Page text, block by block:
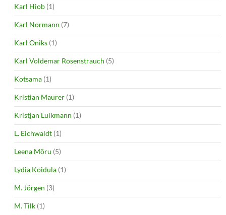
Karl Hiob (1)
Karl Normann (7)
Karl Oniks (1)
Karl Voldemar Rosenstrauch (5)
Kotsama (1)
Kristian Maurer (1)
Kristjan Luikmann (1)
L. Eichwaldt (1)
Leena Mõru (5)
Lydia Koidula (1)
M. Jörgen (3)
M. Tilk (1)